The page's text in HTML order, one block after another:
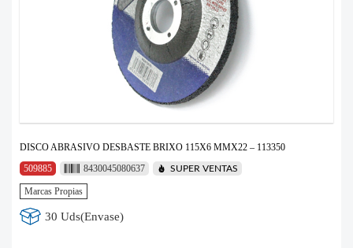
DISCO ABRASIVO DESBASTE BRIXO 115X6 MMX22 – 113350
509885
8430045080637 SUPER VENTAS
Marcas Propias
30 Uds(Envase)